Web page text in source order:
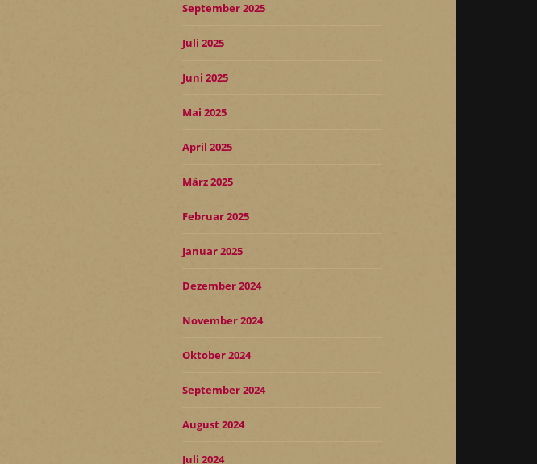
September 2025
Juli 2025
Juni 2025
Mai 2025
April 2025
März 2025
Februar 2025
Januar 2025
Dezember 2024
November 2024
Oktober 2024
September 2024
August 2024
Juli 2024